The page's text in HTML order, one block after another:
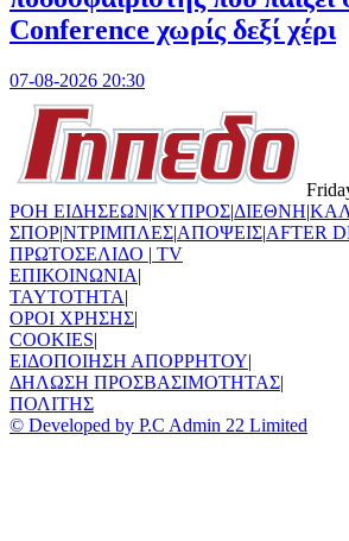
Conference χωρίς δεξί χέρι
07-08-2026 20:30
ΡΟΗ ΕΙΔΗΣΕΩΝ|ΚΥΠΡΟΣ|ΔΙΕΘΝΗ|
ΣΠΟΡ|ΝΤΡΙΜΠΛΕΣ|ΑΠΟΨΕΙΣ|AFTER
ΠΡΩΤΟΣΕΛΙΔΟ | TV
ΕΠΙΚΟΙΝΩΝΙΑ|
TAYTOTHTA|
ΟΡΟΙ ΧΡΗΣΗΣ|
COOKIES|
ΕΙΔΟΠΟΙΗΣΗ ΑΠΟΡΡΗΤΟΥ|
ΔΗΛΩΣΗ ΠΡΟΣΒΑΣΙΜΟΤΗΤΑΣ|
ΠΟΛΙΤΗΣ
© Developed by P.C Admin 22 Limited